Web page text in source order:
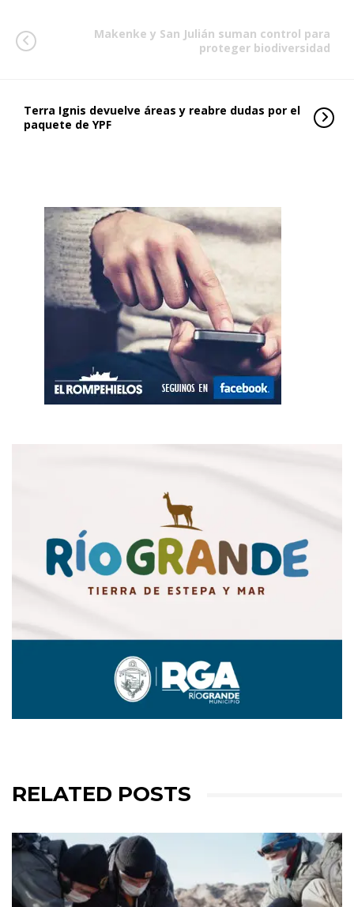
Makenke y San Julián suman control para
proteger biodiversidad
Terra Ignis devuelve áreas y reabre dudas por el
paquete de YPF
RELATED POSTS